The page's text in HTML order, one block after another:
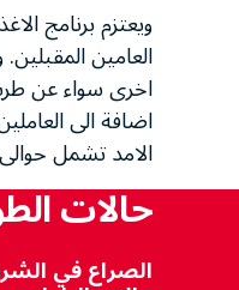
العامين
اخرى سواء عن
اضافة الى
الامد تشمل حوالى 450 الف طفل فى مناطق الزلزال.
حالات
الصراع في